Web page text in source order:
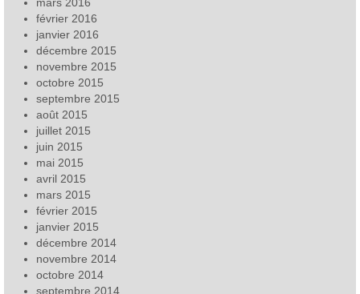
février 2016
janvier 2016
décembre 2015
novembre 2015
octobre 2015
septembre 2015
août 2015
juillet 2015
juin 2015
mai 2015
avril 2015
mars 2015
février 2015
janvier 2015
décembre 2014
novembre 2014
octobre 2014
septembre 2014